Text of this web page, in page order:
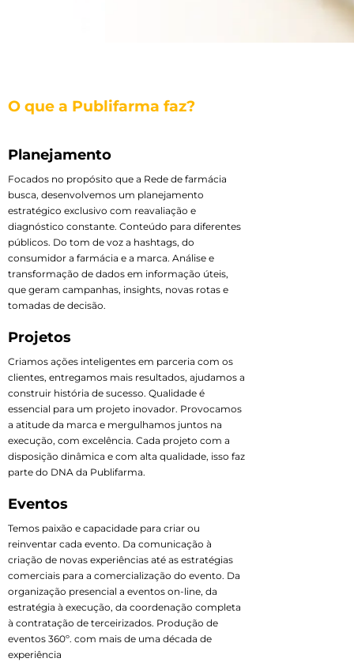
O que a Publifarma faz?
Planejamento
Focados no propósito que a Rede de farmácia
busca, desenvolvemos um planejamento
estratégico exclusivo com reavaliação e
diagnóstico constante. Conteúdo para diferentes
públicos. Do tom de voz a hashtags, do
consumidor a farmácia e a marca. Análise e
transformação de dados em informação úteis,
que geram campanhas, insights, novas rotas e
tomadas de decisão.
Projetos
Criamos ações inteligentes em parceria com os
clientes, entregamos mais resultados, ajudamos a
construir história de sucesso. Qualidade é
essencial para um projeto inovador. Provocamos
a atitude da marca e mergulhamos juntos na
execução, com excelência. Cada projeto com a
disposição dinâmica e com alta qualidade, isso faz
parte do DNA da Publifarma.
Eventos
Temos paixão e capacidade para criar ou
reinventar cada evento. Da comunicação à
criação de novas experiências até as estratégias
comerciais para a comercialização do evento. Da
organização presencial a eventos on-line, da
estratégia à execução, da coordenação completa
à contratação de terceirizados. Produção de
eventos 360º. com mais de uma década de
experiência